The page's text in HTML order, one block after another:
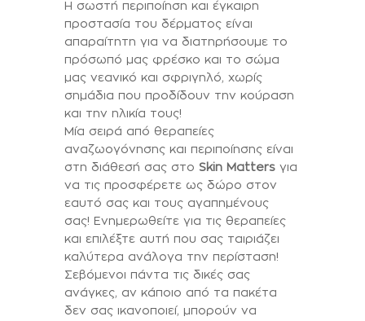
Η σωστή περιποίηση και έγκαιρη
προστασία του δέρματος είναι
απαραίτητη για να διατηρήσουμε το
πρόσωπό μας φρέσκο και το σώμα
μας νεανικό και σφριγηλό, χωρίς
σημάδια που προδίδουν την κούραση
και την ηλικία τους!
Μία σειρά από θεραπείες
αναζωογόνησης και περιποίησης είναι
στη διάθεσή σας στο Skin Matters για
να τις προσφέρετε ως δώρο στον
εαυτό σας και τους αγαπημένους
σας! Ενημερωθείτε για τις θεραπείες
και επιλέξτε αυτή που σας ταιριάζει
καλύτερα ανάλογα την περίσταση!
Σεβόμενοι πάντα τις δικές σας
ανάγκες, αν κάποιο από τα πακέτα
δεν σας ικανοποιεί, μπορούν να